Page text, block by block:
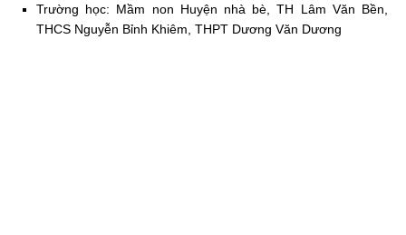
Trường học: Mầm non Huyện nhà bè, TH Lâm Văn Bền,
THCS Nguyễn Bỉnh Khiêm, THPT Dương Văn Dương